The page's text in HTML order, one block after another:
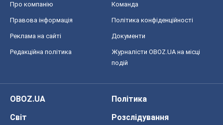
Про компанію Команда
Правова інформація Політика конфіденційності
Реклама на сайті Документи
Редакційна політика
Журналісти OBOZ.UA на місці
подій
OBOZ.UA
Політика
Світ
Розслідування